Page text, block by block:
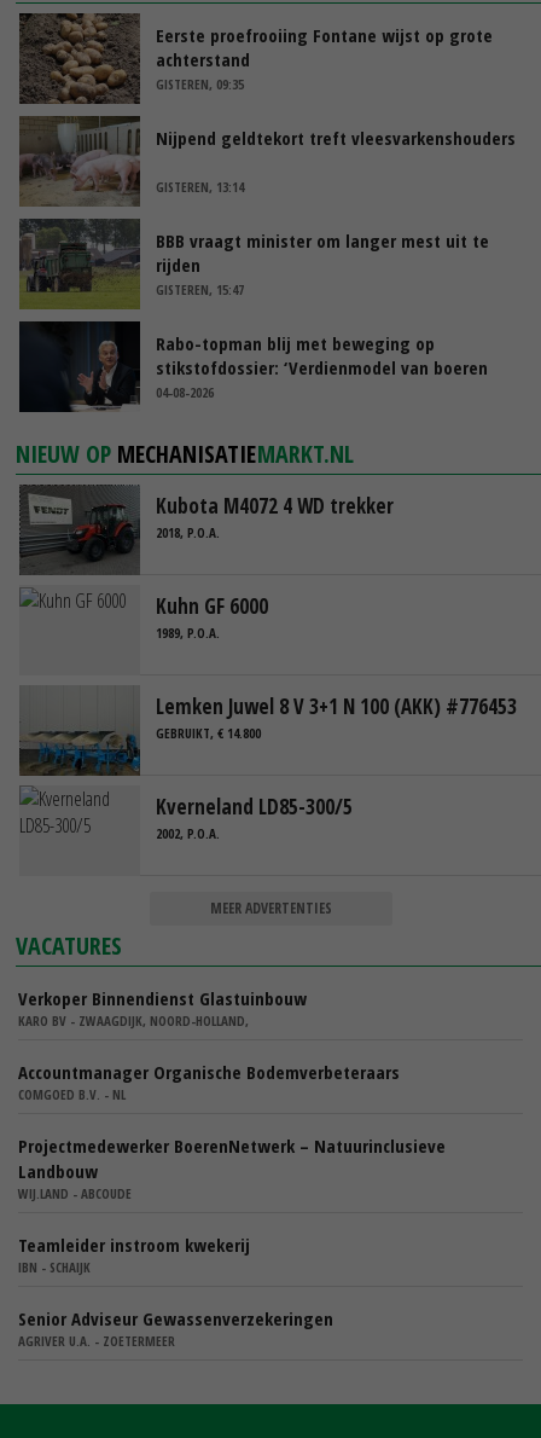
Eerste proefrooiing Fontane wijst op grote
achterstand
GISTEREN, 09:35
Nijpend geldtekort treft vleesvarkenshouders
GISTEREN, 13:14
BBB vraagt minister om langer mest uit te
rijden
GISTEREN, 15:47
Rabo-topman blij met beweging op
stikstofdossier: ‘Verdienmodel van boeren
blijft cruciaal’
04-08-2026
NIEUW OP MECHANISATIEMARKT.NL
Kubota M4072 4 WD trekker
2018, P.O.A.
Kuhn GF 6000
1989, P.O.A.
Lemken Juwel 8 V 3+1 N 100 (AKK) #776453
GEBRUIKT, € 14.800
Kverneland LD85-300/5
2002, P.O.A.
MEER ADVERTENTIES
VACATURES
Verkoper Binnendienst Glastuinbouw
KARO BV - ZWAAGDIJK, NOORD-HOLLAND,
Accountmanager Organische Bodemverbeteraars
COMGOED B.V. - NL
Projectmedewerker BoerenNetwerk – Natuurinclusieve
Landbouw
WIJ.LAND - ABCOUDE
Teamleider instroom kwekerij
IBN - SCHAIJK
Senior Adviseur Gewassenverzekeringen
AGRIVER U.A. - ZOETERMEER